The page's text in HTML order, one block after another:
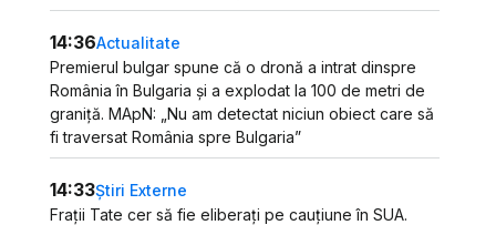
14:36Actualitate
Premierul bulgar spune că o dronă a intrat dinspre
România în Bulgaria și a explodat la 100 de metri de
graniță. MApN: „Nu am detectat niciun obiect care să
fi traversat România spre Bulgaria”
14:33Știri Externe
Frații Tate cer să fie eliberați pe cauțiune în SUA.